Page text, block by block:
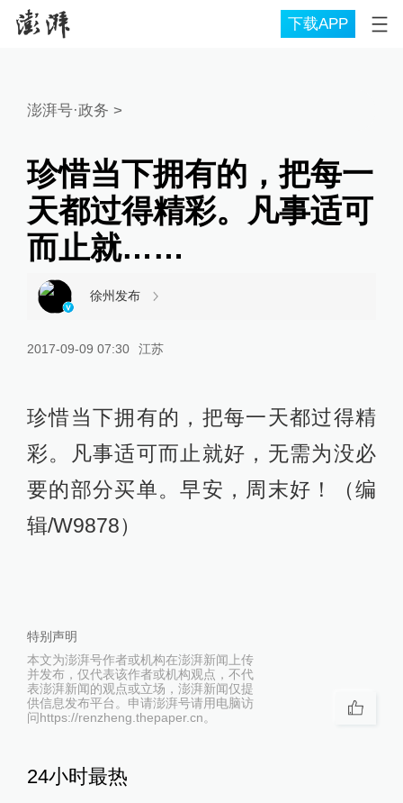
下载APP
澎湃号·政务 >
珍惜当下拥有的，把每一
天都过得精彩。凡事适可
而止就……
徐州发布
2017-09-09 07:30 江苏
珍惜当下拥有的，把每一天都过得精
彩。凡事适可而止就好，无需为没必
要的部分买单。早安，周末好！（编
辑/W9878）
特别声明
本文为澎湃号作者或机构在澎湃新闻上传
并发布，仅代表该作者或机构观点，不代
表澎湃新闻的观点或立场，澎湃新闻仅提
供信息发布平台。申请澎湃号请用电脑访
问https://renzheng.thepaper.cn。
24小时最热